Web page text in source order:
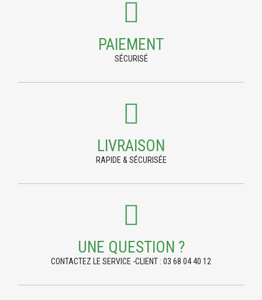
PAIEMENT
SÉCURISÉ
LIVRAISON
RAPIDE & SÉCURISÉE
UNE QUESTION ?
CONTACTEZ LE SERVICE -CLIENT : 03 68 04 40 12